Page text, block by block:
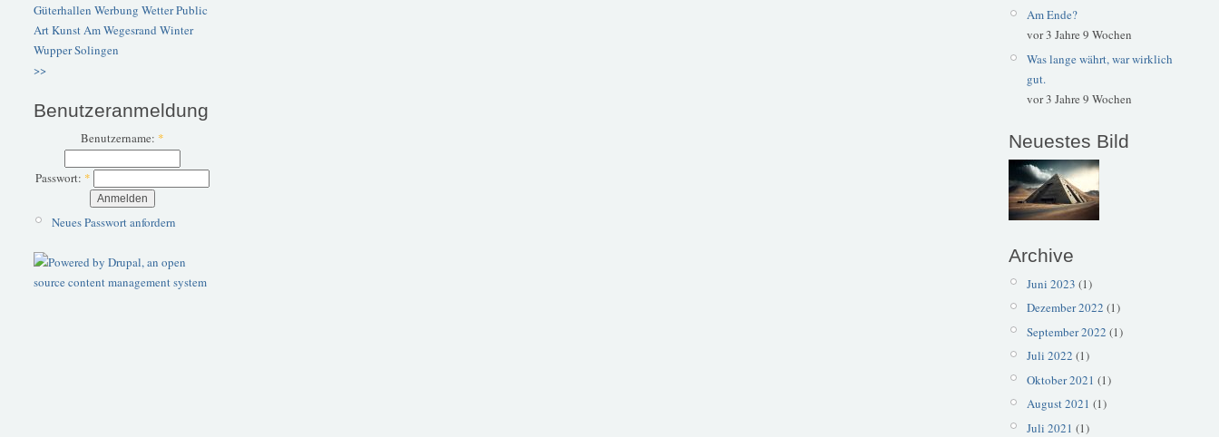
Güterhallen Werbung WetterPublic
ArtKunstAm Wegesrand Winter
WupperSolingen
>>
Benutzeranmeldung
Benutzername: *
Passwort: *
Neues Passwort anfordern
Am Ende?
vor 3 Jahre 9 Wochen
Was lange währt, war wirklich
gut.
vor 3 Jahre 9 Wochen
Neuestes Bild
Archive
Juni 2023 (1)
Dezember 2022 (1)
September 2022 (1)
Juli 2022 (1)
Oktober 2021 (1)
August 2021 (1)
Juli 2021 (1)